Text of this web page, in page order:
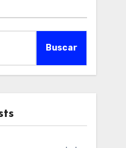
Buscar